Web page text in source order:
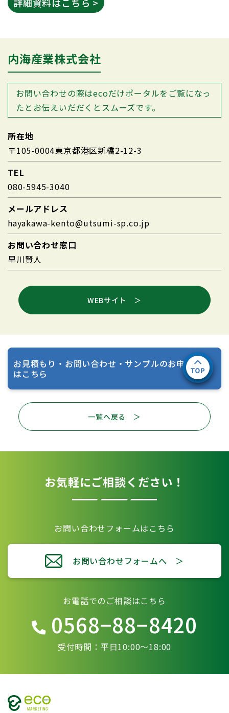
内海産業株式会社
お問い合わせの際はecoだけポータルを ご覧になっ
たとお伝えいだだくとスムーズです。
所在地
〒105-0004東京都港区新橋2-12-3
TEL
080-5945-3040
メールアドレス
hayakawa-kento@utsumi-sp.co.jp
お問い合わせ窓口
早川賢人
WEBサイト ＞
お見積もり・お問い合わせ・サンプルのお申し込み
はこちら
一覧へ戻る ＞
お気軽にご相談ください！
お問い合わせフォームはこちら
お問い合わせフォームへ ＞
お電話でのご相談はこちら
0568−88−8420
受付時間：平日10:00〜18:00